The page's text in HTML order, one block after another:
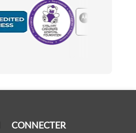
Motorola
CONNECTER